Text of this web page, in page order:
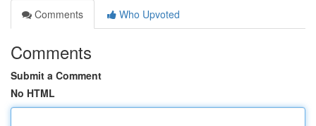
Comments
Who Upvoted
Comments
Submit a Comment
No HTML